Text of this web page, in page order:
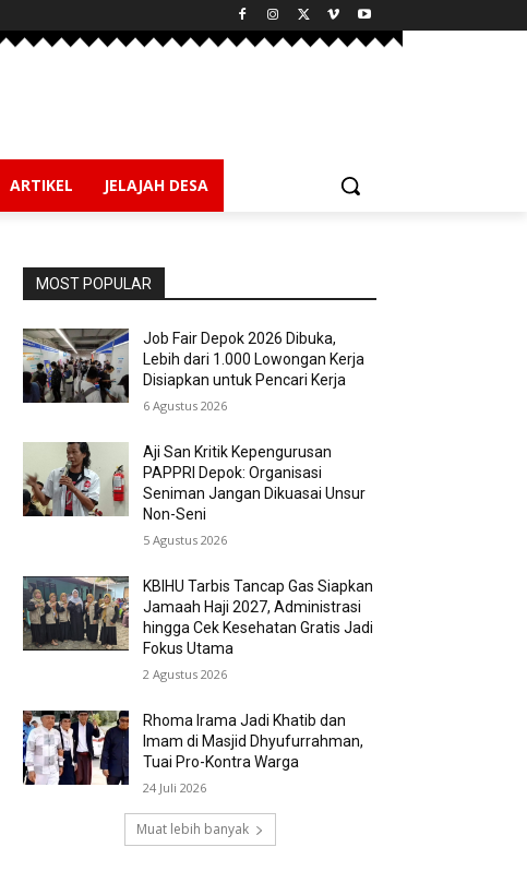
ARTIKEL JELAJAH DESA
MOST POPULAR
Job Fair Depok 2026 Dibuka,
Lebih dari 1.000 Lowongan Kerja
Disiapkan untuk Pencari Kerja
6 Agustus 2026
Aji San Kritik Kepengurusan
PAPPRI Depok: Organisasi
Seniman Jangan Dikuasai Unsur
Non-Seni
5 Agustus 2026
KBIHU Tarbis Tancap Gas Siapkan
Jamaah Haji 2027, Administrasi
hingga Cek Kesehatan Gratis Jadi
Fokus Utama
2 Agustus 2026
Rhoma Irama Jadi Khatib dan
Imam di Masjid Dhyufurrahman,
Tuai Pro-Kontra Warga
24 Juli 2026
Muat lebih banyak